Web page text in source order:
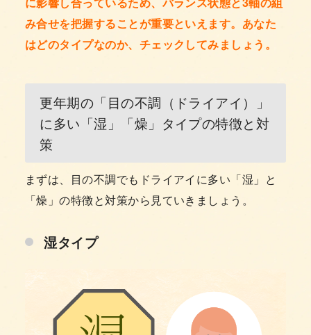
み合せを把握することが重要といえます。あなた
はどのタイプなのか、チェックしてみましょう。
更年期の「目の不調（ドライアイ）」
に多い「湿」「燥」タイプの特徴と対
策
まずは、目の不調でもドライアイに多い「湿」と
「燥」の特徴と対策から見ていきましょう。
湿タイプ